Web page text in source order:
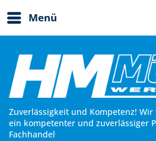
Menü
Zuverlässigkeit und Kompetenz!
ein kompetenter und zuverlässiger
Fachhandel